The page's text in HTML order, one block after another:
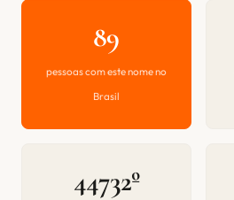
89
pessoas com este nome no
Brasil
44732º